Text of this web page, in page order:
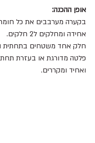
אופן ההכנה:
בקערה מערבבים את כל
אחידה ומחלקים ל2 חלקים.
חלק אחד משטחים בתחתית
פלטה מדורגת או בעזרת
ואחיד ומקררים.